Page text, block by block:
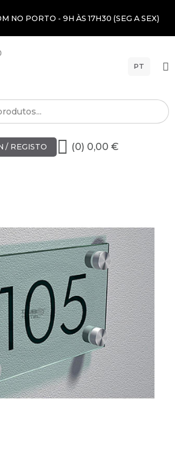
NO PORTO - 9H ÀS 17H30 (SEG A SEX)
PT
/ REGISTO (0) 0,00 €